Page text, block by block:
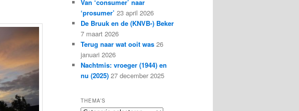
Van ‘consumer’ naar
‘prosumer’ 23 april 2026
De Bruuk en de (KNVB-) Beker
7 maart 2026
Terug naar wat ooit was 26
januari 2026
Nachtmis: vroeger (1944) en
nu (2025) 27 december 2025
THEMA’S